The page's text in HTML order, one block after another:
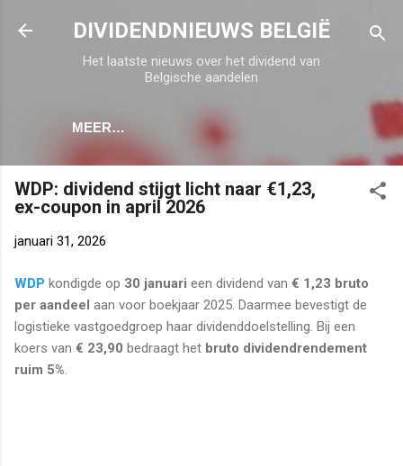
Doorgaan naar hoofdcontent
DIVIDENDNIEUWS BELGIË
Het laatste nieuws over het dividend van
Belgische aandelen
MEER…
WDP: dividend stijgt licht naar €1,23,
ex-coupon in april 2026
januari 31, 2026
WDP kondigde op 30 januari een dividend van € 1,23 bruto
per aandeel aan voor boekjaar 2025. Daarmee bevestigt de
logistieke vastgoedgroep haar dividenddoelstelling. Bij een
koers van € 23,90 bedraagt het bruto dividendrendement
ruim 5%